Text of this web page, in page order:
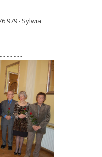
979 - Sylwia
- - - - - - - - - - - - -
- - - - - -